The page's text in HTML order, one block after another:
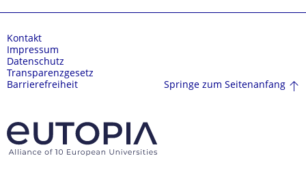
Kontakt
Impressum
Datenschutz
Transparenzgesetz
Barrierefreiheit
Springe zum Seitenanfang